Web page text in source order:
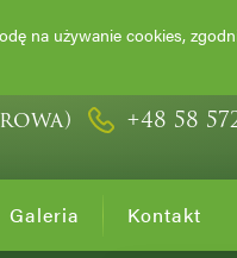
+48 58
Galeria Kontakt
na używanie cookies,